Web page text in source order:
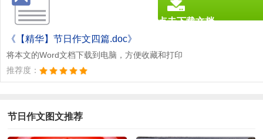
《【精华】节日作文四篇.doc》
将本文的Word文档下载到电脑，方便收藏和打印
推荐度：
点击下载文档
节日作文图文推荐